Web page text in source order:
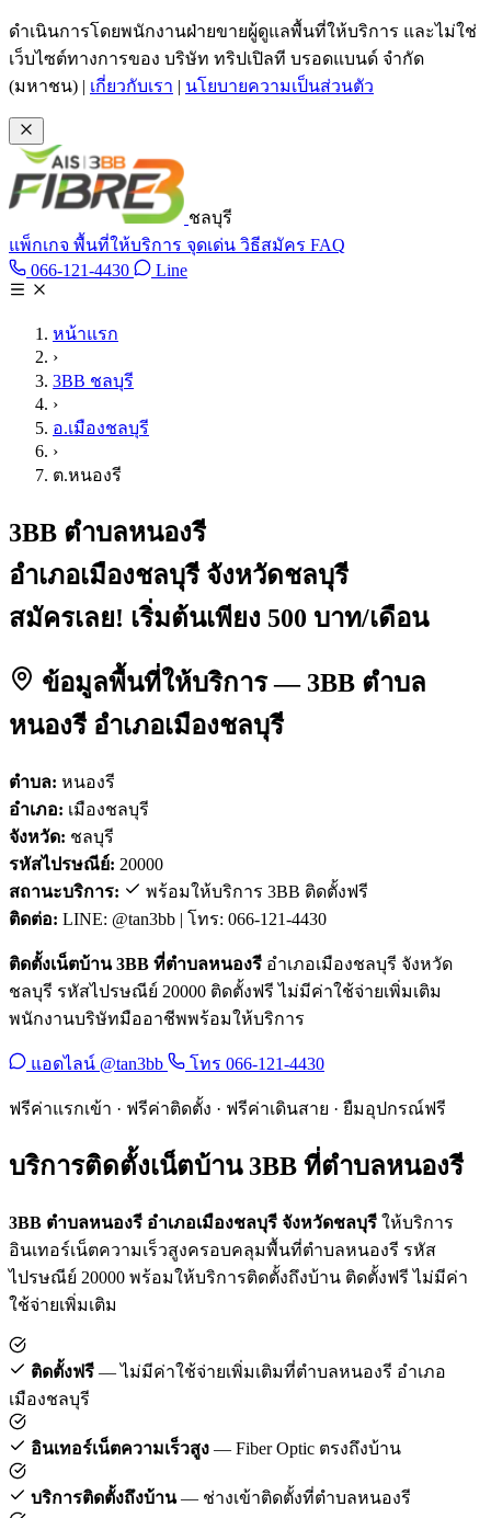
ข้ามไปเนื้อหาหลัก
ดำเนินการโดยพนักงานฝ่ายขายผู้ดูแลพื้นที่ให้บริการ และไม่ใช่
เว็บไซต์ทางการของ บริษัท ทริปเปิลที บรอดแบนด์ จำกัด
(มหาชน) | เกี่ยวกับเรา | นโยบายความเป็นส่วนตัว
ชลบุรี
แพ็กเกจ พื้นที่ให้บริการ จุดเด่น วิธีสมัคร FAQ
066-121-4430 โทร 066-121-4430
LineLine @tan3bb
หน้าแรก
›
3BB ชลบุรี
›
อ.เมืองชลบุรี
›
ต.หนองรี
3BB ตำบลหนองรี
อำเภอเมืองชลบุรี จังหวัดชลบุรี
สมัครเลย! เริ่มต้นเพียง 500 บาท/เดือน
ข้อมูลพื้นที่ให้บริการ — 3BB ตำบล
หนองรี อำเภอเมืองชลบุรี
ตำบล: หนองรี
อำเภอ: เมืองชลบุรี
จังหวัด: ชลบุรี
รหัสไปรษณีย์: 20000
สถานะบริการ:
พร้อมให้บริการ 3BB ติดตั้งฟรี
ติดต่อ: LINE: @tan3bb | โทร: 066-121-4430
ติดตั้งเน็ตบ้าน 3BB ที่ตำบลหนองรี อำเภอเมืองชลบุรี จังหวัด
ชลบุรี รหัสไปรษณีย์ 20000 ติดตั้งฟรี ไม่มีค่าใช้จ่ายเพิ่มเติม
พนักงานบริษัทมืออาชีพพร้อมให้บริการ
แอดไลน์ @tan3bb โทร 066-121-4430
ฟรีค่าแรกเข้า · ฟรีค่าติดตั้ง · ฟรีค่าเดินสาย · ยืมอุปกรณ์ฟรี
บริการติดตั้งเน็ตบ้าน 3BB ที่ตำบลหนองรี
3BB ตำบลหนองรี อำเภอเมืองชลบุรี จังหวัดชลบุรี ให้บริการ
อินเทอร์เน็ตความเร็วสูงครอบคลุมพื้นที่ตำบลหนองรี รหัส
ไปรษณีย์ 20000 พร้อมให้บริการติดตั้งถึงบ้าน ติดตั้งฟรี ไม่มีค่า
ใช้จ่ายเพิ่มเติม
ติดตั้งฟรี — ไม่มีค่าใช้จ่ายเพิ่มเติมที่ตำบลหนองรี อำเภอ
เมืองชลบุรี
อินเทอร์เน็ตความเร็วสูง — Fiber Optic ตรงถึงบ้าน
บริการติดตั้งถึงบ้าน— ช่างเข้าติดตั้งที่ตำบลหนองรี